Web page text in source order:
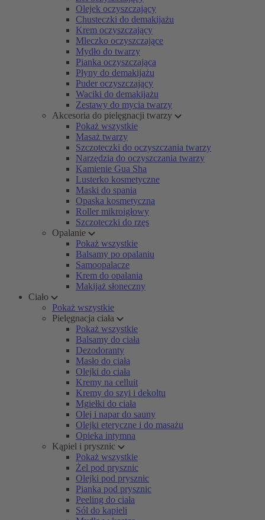
Olejek oczyszczający
Chusteczki do demakijażu
Krem oczyszczający
Mleczko oczyszczające
Mydło do twarzy
Pianka oczyszczająca
Płyny do demakijażu
Puder oczyszczający
Waciki do demakijażu
Zestawy do mycia twarzy
Akcesoria do pielęgnacji twarzy
Pokaż wszystkie
Masaż twarzy
Szczoteczki do oczyszczania twarzy
Narzędzia do oczyszczania twarzy
Kamienie Gua Sha
Lusterko kosmetyczne
Maski do spania
Opaska kosmetyczna
Roller mikroigłowy
Szczoteczki do rzęs
Opalanie
Pokaż wszystkie
Balsamy po opalaniu
Samoopalacze
Krem do opalania
Makijaż słoneczny
Ciało
Pokaż wszystkie
Pielęgnacja ciała
Pokaż wszystkie
Balsamy do ciała
Dezodoranty
Masło do ciała
Olejki do ciała
Kremy na celluit
Kremy do szyi i dekoltu
Mgiełki do ciała
Olej i napar do sauny
Olejki eteryczne i do masażu
Opieka intymna
Kąpiel i prysznic
Pokaż wszystkie
Żel pod prysznic
Olejki pod prysznic
Pianka pod prysznic
Peeling do ciała
Sól do kąpieli